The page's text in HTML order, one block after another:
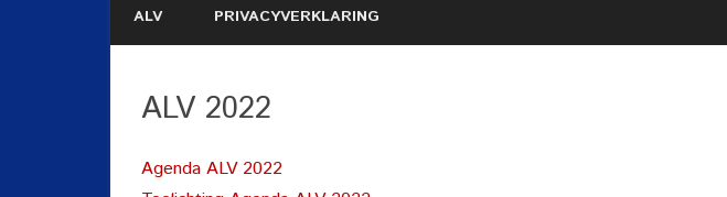
ALV PRIVACYVERKLARING
ALV 2022
Agenda ALV 2022